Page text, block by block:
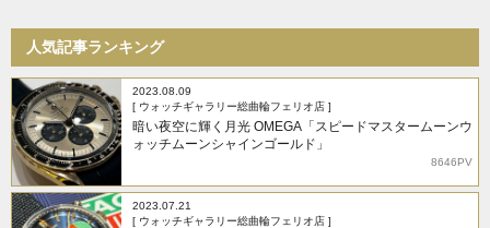
人気記事ランキング
2023.08.09
[ ウォッチギャラリー総曲輪フェリオ店 ]
暗い夜空に輝く月光 OMEGA「スピードマスタームーンウ
ォッチムーンシャインゴールド」
8646PV
2023.07.21
[ ウォッチギャラリー総曲輪フェリオ店 ]